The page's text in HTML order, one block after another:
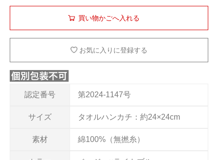
認定番号 第2024-1147号
サイズ タオルハンカチ：約24×24cm
素材 綿100%（無撚糸）
お気に入りに登録する